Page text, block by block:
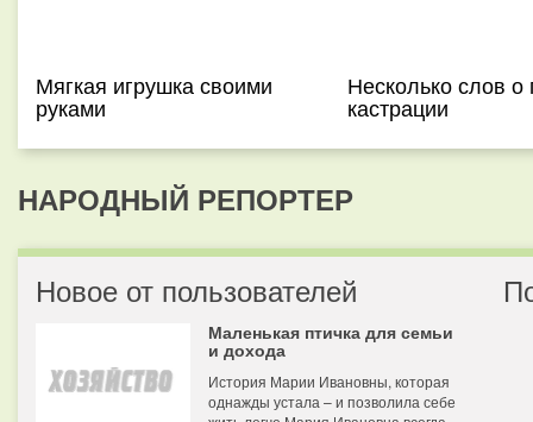
Мягкая игрушка своими
руками
Несколько слов о
кастрации
НАРОДНЫЙ РЕПОРТЕР
Новое от пользователей
Маленькая птичка для семьи
и дохода
История Марии Ивановны, которая
однажды устала – и позволила себе